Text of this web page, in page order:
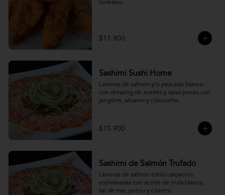
tonkatsu.
$11.900
Sashimi Sushi Home
Laminas de salmón y/o pescado blanco
con dressing de aceites y salsa ponzu con
jengibre, sésamo y ciboulette.
$15.900
Sashimi de Salmón Trufado
Láminas de salmón estilo carpaccio,
sopleteadas con aceite de trufa blanca,
sal de mar, ponzu y cilántro.